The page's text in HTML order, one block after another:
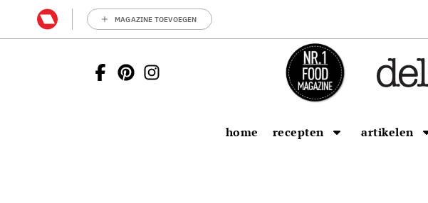
MAGAZINE TOEVOEGEN
home recepten artikelen